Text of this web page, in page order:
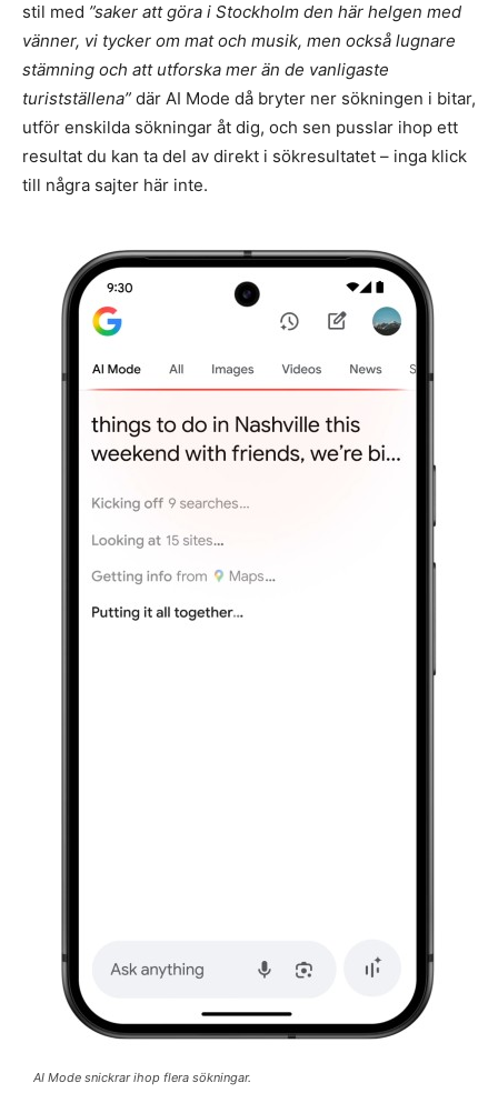
stil med ”saker att göra i Stockholm den här helgen med
vänner, vi tycker om mat och musik, men också lugnare
stämning och att utforska mer än de vanligaste
turistställena” där AI Mode då bryter ner sökningen i bitar,
utför enskilda sökningar åt dig, och sen pusslar ihop ett
resultat du kan ta del av direkt i sökresultatet – inga klick
till några sajter här inte.
AI Mode snickrar ihop flera sökningar.